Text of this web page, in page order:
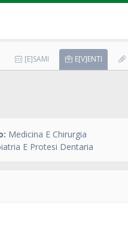
[E]SAMI E[V]ENTI
Medicina E Chirurgia
E Protesi Dentaria